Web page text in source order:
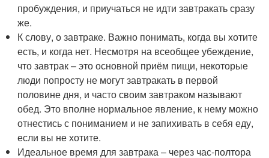
пробуждения, и приучаться не идти завтракать сразу
же.
К слову, о завтраке. Важно понимать, когда вы хотите
есть, и когда нет. Несмотря на всеобщее убеждение,
что завтрак – это основной приём пищи, некоторые
люди попросту не могут завтракать в первой
половине дня, и часто своим завтраком называют
обед. Это вполне нормальное явление, к нему можно
отнестись с пониманием и не запихивать в себя еду,
если вы не хотите.
Идеальное время для завтрака – через час-полтора